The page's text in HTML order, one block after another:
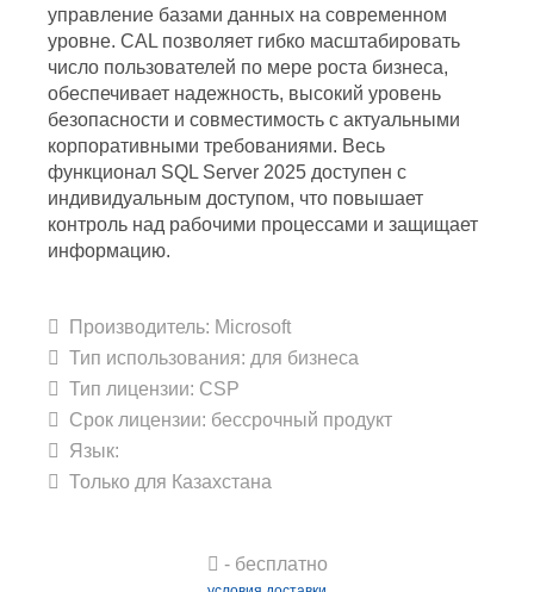
управление базами данных на современном
уровне. CAL позволяет гибко масштабировать
число пользователей по мере роста бизнеса,
обеспечивает надежность, высокий уровень
безопасности и совместимость с актуальными
корпоративными требованиями. Весь
функционал SQL Server 2025 доступен с
индивидуальным доступом, что повышает
контроль над рабочими процессами и защищает
информацию.
Производитель: Microsoft
Тип использования: для бизнеса
Тип лицензии: CSP
Срок лицензии: беcсрочный продукт
Язык:
Только для Казахстана
- бесплатно